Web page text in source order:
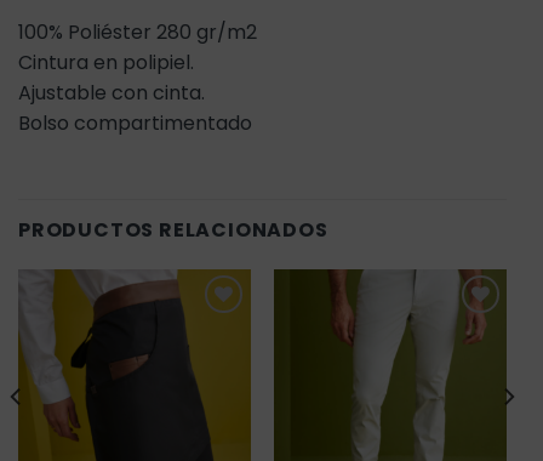
100% Poliéster 280 gr/m2
Cintura en polipiel.
Ajustable con cinta.
Bolso compartimentado
PRODUCTOS RELACIONADOS
lista de
deseos
Añadir
lista de
deseos